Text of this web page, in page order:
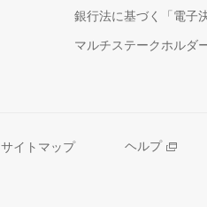
銀行法に基づく「電子
マルチステークホルダ
サイトマップ ヘルプ